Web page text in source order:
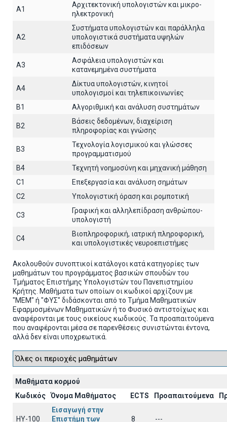
A1
Αρχιτεκτoνική υπολογιστών και μικρο-
ηλεκτρονική
A2
Συστήματα υπολογιστών και παράλληλα
υπολογιστικά συστήματα υψηλών
επιδόσεων
A3
Ασφάλεια υπολογιστών και
κατανεμημένα συστήματα
A4
Δίκτυα υπολογιστών, κινητοί
υπολογισμοί και τηλεπικοινωνίες
B1
Αλγοριθμική και ανάλυση συστημάτων
B2
Βάσεις δεδομένων, διαχείριση
πληροφορίας και γνώσης
B3
Τεχνολογία λογισμικού και γλώσσες
προγραμματισμού
B4
Τεχνητή νοημοσύνη και μηχανική μάθηση
C1
Επεξεργασία και ανάλυση σημάτων
C2
Υπολογιστική όραση και ρομποτική
C3
Γραφική και αλληλεπίδραση ανθρώπου-
υπολογιστή
C4
Βιοπληροφορική, ιατρική πληροφορική,
και υπολογιστικές νευροεπιστήμες
Ακολουθούν συνοπτικοί κατάλογοι κατά κατηγορίες των
μαθημάτων του προγράμματος βασικών σπουδών του
Τμήματος Επιστήμης Υπολογιστών του Πανεπιστημίου
Κρήτης. Μαθήματα των οποίων οι κωδικοί αρχίζουν με
"ΜΕΜ" ή "ΦΥΣ" διδάσκονται από το Τμήμα Μαθηματικών
Εφαρμοσμένων Μαθηματικών ή το Φυσικό αντιστοίχως και
αναφέρονται με τους οικείους κωδικούς. Τα προαπαιτούμενα
που αναφέρονται μέσα σε παρενθέσεις συνιστώνται έντονα,
αλλά δεν είναι υποχρεωτικά.
Μαθήματα κορμού
Κωδικός
Όνομα Μαθήματος ECTS Προαπαιτούμενα
HY-100
Εισαγωγή στην
Επιστήμη των
8 ---